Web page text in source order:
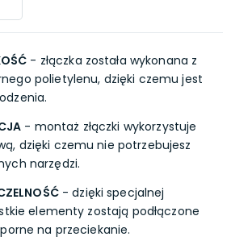
- złączka została wykonana z
polietylenu, dzięki czemu jest
- montaż złączki wykorzystuje
dzięki czemu nie potrzebujesz
narzędzi.
- dzięki specjalnej
elementy zostają podłączone
na przeciekanie.